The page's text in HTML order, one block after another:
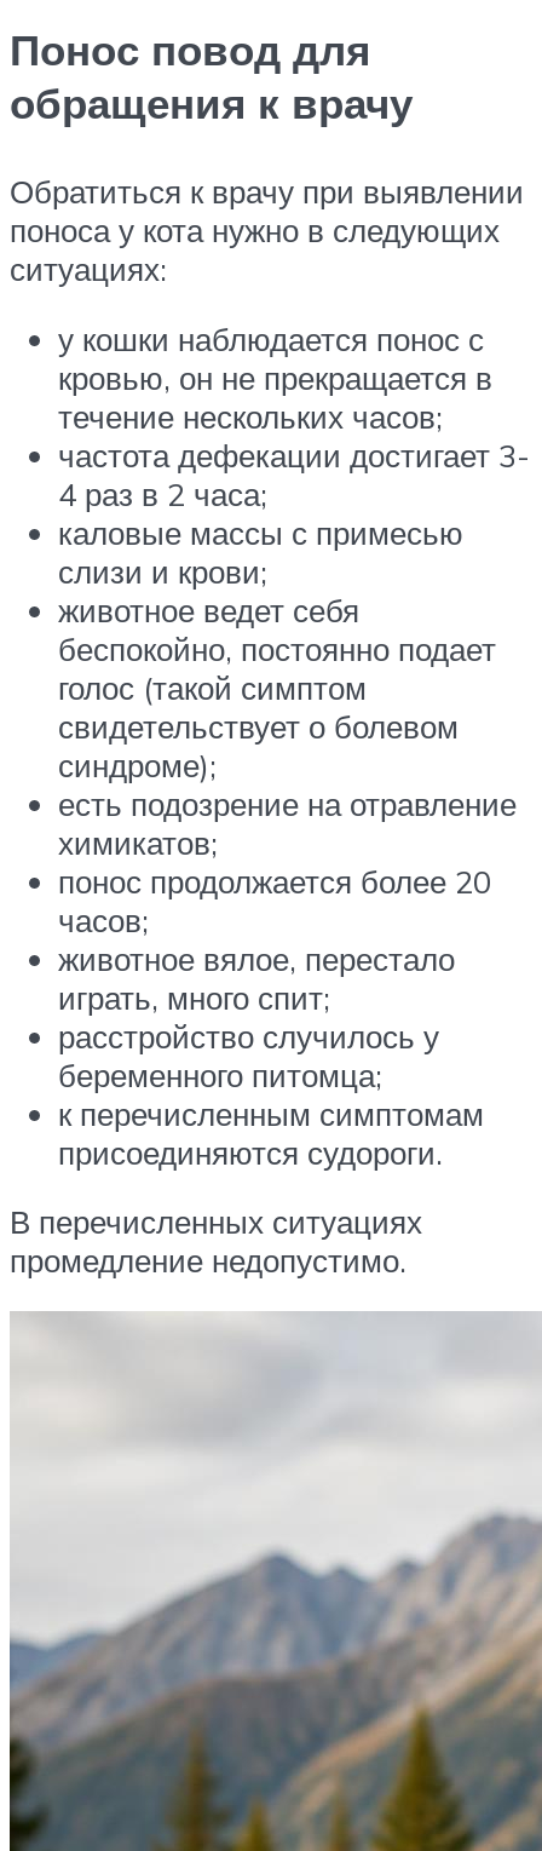
Понос повод для
обращения к врачу
Обратиться к врачу при выявлении
поноса у кота нужно в следующих
ситуациях:
у кошки наблюдается понос с
кровью, он не прекращается в
течение нескольких часов;
частота дефекации достигает 3-
4 раз в 2 часа;
каловые массы с примесью
слизи и крови;
животное ведет себя
беспокойно, постоянно подает
голос (такой симптом
свидетельствует о болевом
синдроме);
есть подозрение на отравление
химикатов;
понос продолжается более 20
часов;
животное вялое, перестало
играть, много спит;
расстройство случилось у
беременного питомца;
к перечисленным симптомам
присоединяются судороги.
В перечисленных ситуациях
промедление недопустимо.